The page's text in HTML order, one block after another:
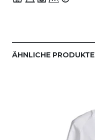
ÄHNLICHE PRODUKTE